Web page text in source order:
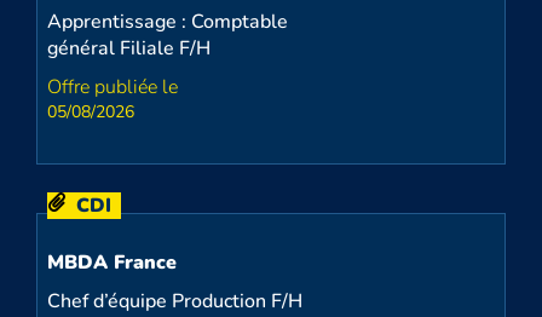
Apprentissage : Comptable
général Filiale F/H
05/08/2026
CDI
MBDA France
Chef d’équipe Production F/H